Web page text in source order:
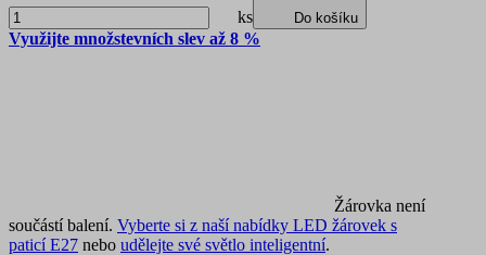
ks Do košíku
Využijte množstevních slev až 8 %
Žárovka není
součástí balení. Vyberte si z naší nabídky LED žárovek s
paticí E27 nebo udělejte své světlo inteligentní.